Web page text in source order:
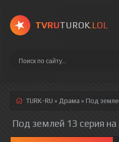
TVRUTUROK.LOL
TURK-RU » Драма » Под
Под землей 13 серия на